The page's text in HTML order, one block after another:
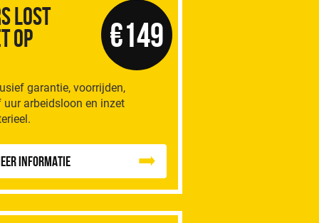
Lost
op
garantie, voorrijden,
uur arbeidsloon en inzet
€149
informatie